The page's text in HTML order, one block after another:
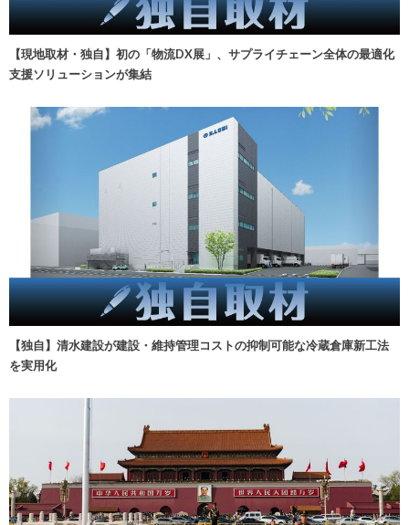
【現地取材・独自】初の「物流DX展」、サプライチェーン全体の最適化
支援ソリューションが集結
【独自】清水建設が建設・維持管理コストの抑制可能な冷蔵倉庫新工法
を実用化